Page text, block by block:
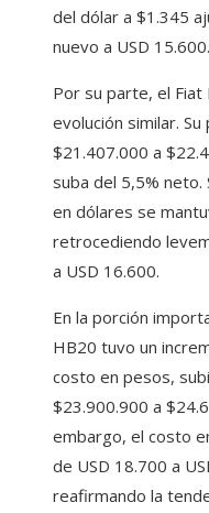
del dólar a $1.345
nuevo a USD 15.600.
Por su parte, el
evolución similar.
$21.407.000 a
suba del 5,5% neto.
en dólares se
retrocediendo
a USD 16.600.
En la porción
HB20 tuvo un
costo en pesos,
$23.900.900 a
embargo, el costo
de USD 18.700 a
reafirmando la